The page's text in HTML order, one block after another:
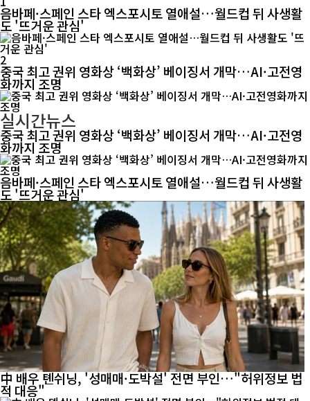
음바페·스페인 스타 엑스포시토 열애설…월드컵 뒤 사생활
도 '뜨거운 관심'
2
중국 최고 권위 영화상 ‘백화상’ 베이징서 개막…AI·고전영
화까지 조명
실시간뉴스
중국 최고 권위 영화상 ‘백화상’ 베이징서 개막…AI·고전영
화까지 조명
음바페·스페인 스타 엑스포시토 열애설…월드컵 뒤 사생활
도 '뜨거운 관심'
中 배우 톈쉬닝, '성매매·도박설' 전면 부인…"허위정보 법
적 대응"